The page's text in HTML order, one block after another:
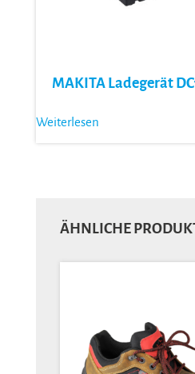
MAKITA Ladegerät
Weiterlesen
ÄHNLICHE